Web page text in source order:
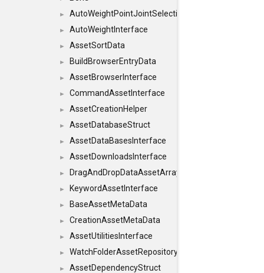
► AutoWeightPointJointSelections
► AutoWeightInterface
► AssetSortData
► BuildBrowserEntryData
► AssetBrowserInterface
► CommandAssetInterface
► AssetCreationHelper
► AssetDatabaseStruct
► AssetDataBasesInterface
► AssetDownloadsInterface
► DragAndDropDataAssetArray
► KeywordAssetInterface
► BaseAssetMetaData
► CreationAssetMetaData
► AssetUtilitiesInterface
► WatchFolderAssetRepositoryInterface
► AssetDependencyStruct